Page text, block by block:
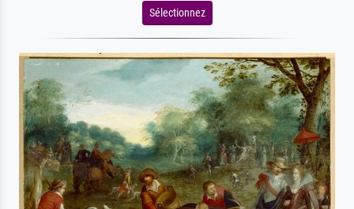
Sélectionnez